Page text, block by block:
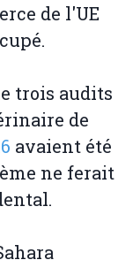
de l'UE
trois audits
de
avaient été
ne ferait